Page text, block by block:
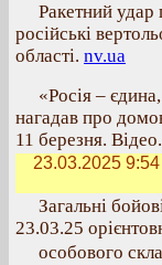
Ракетний
російські
області. nv.ua
«Росія –
нагадав про
11 березня. Відео.
23.03.2025 9:54
Загальні
23.03.25
особового